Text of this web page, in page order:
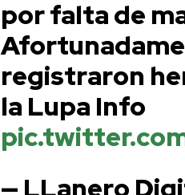
por falta de
registraron
la Lupa Info
— LLanero